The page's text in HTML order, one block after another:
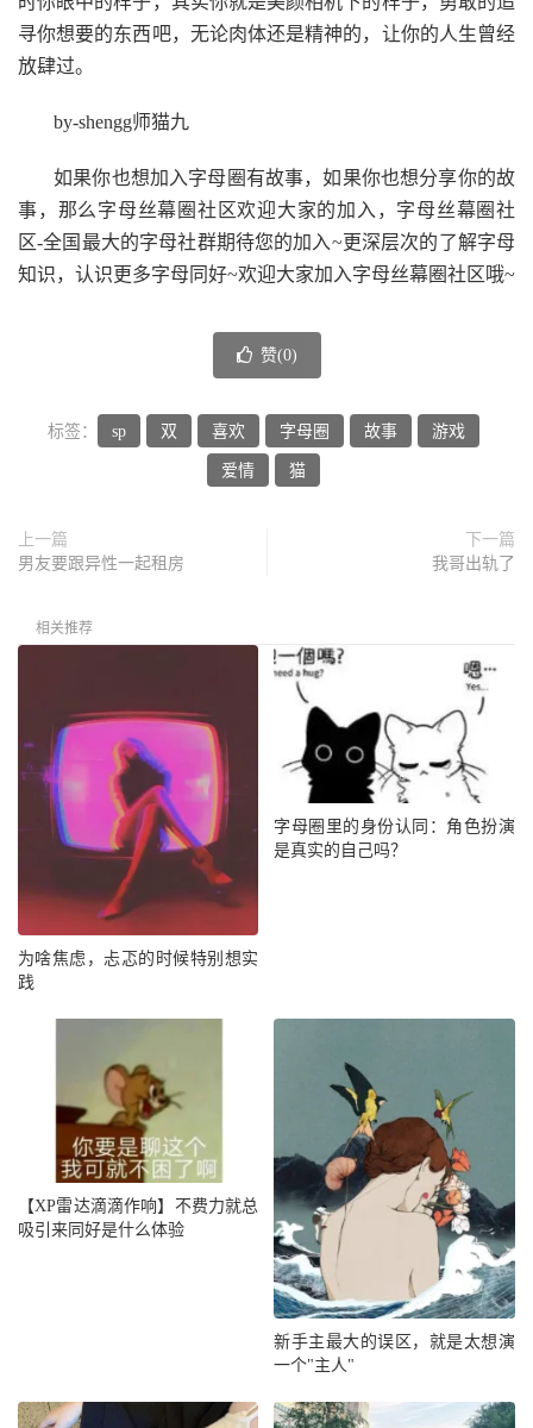
寻你想要的东西吧，无论肉体还是精神的，让你的人生曾经
放肆过。
by-shengg师猫九
如果你也想加入字母圈有故事，如果你也想分享你的故
事，那么字母丝幕圈社区欢迎大家的加入，字母丝幕圈社
区-全国最大的字母社群期待您的加入~更深层次的了解字母
知识，认识更多字母同好~欢迎大家加入字母丝幕圈社区哦~
赞(0)
标签： sp 双 喜欢 字母圈 故事 游戏
爱情 猫
上一篇
男友要跟异性一起租房
下一篇
我哥出轨了
相关推荐
为啥焦虑，忐忑的时候特别想实
践
字母圈里的身份认同：角色扮演
是真实的自己吗？
【XP雷达滴滴作响】不费力就总
吸引来同好是什么体验
新手主最大的误区，就是太想演
一个"主人"